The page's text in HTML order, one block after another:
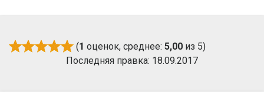
(1 оценок, среднее: 5,00 из 5)
Последняя правка: 18.09.2017